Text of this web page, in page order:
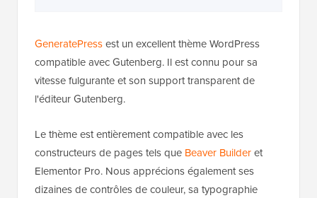
GeneratePressest un excellent thème WordPress
compatible avec Gutenberg. Il est connu pour sa
vitesse fulgurante et son support transparent de
l'éditeur Gutenberg.
Le thème est entièrement compatible avec les
constructeurs de pages tels que Beaver Builderet
Elementor Pro. Nous apprécions également ses
dizaines de contrôles de couleur, sa typographie